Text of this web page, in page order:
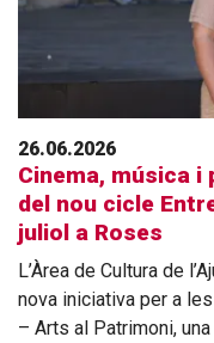
26.06.2026
Cinema, música
del nou cicle
juliol a Roses
L’Àrea de Cultura de
nova iniciativa per a
– Arts al Patrimoni,